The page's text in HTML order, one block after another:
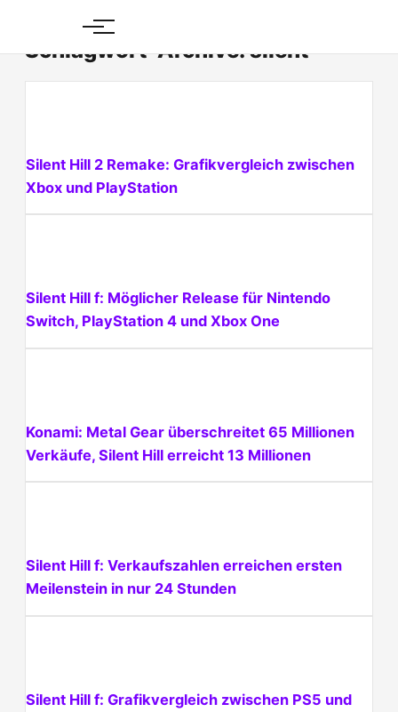
content
Schlagwort-Archive: silent
Silent Hill 2 Remake: Grafikvergleich zwischen
Xbox und PlayStation
Silent Hill f: Möglicher Release für Nintendo
Switch, PlayStation 4 und Xbox One
Konami: Metal Gear überschreitet 65 Millionen
Verkäufe, Silent Hill erreicht 13 Millionen
Silent Hill f: Verkaufszahlen erreichen ersten
Meilenstein in nur 24 Stunden
Silent Hill f: Grafikvergleich zwischen PS5 und